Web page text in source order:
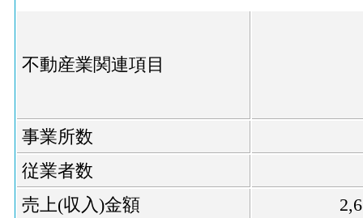
不動産業関連項目
事業所数
従業者数
売上(収入)金額